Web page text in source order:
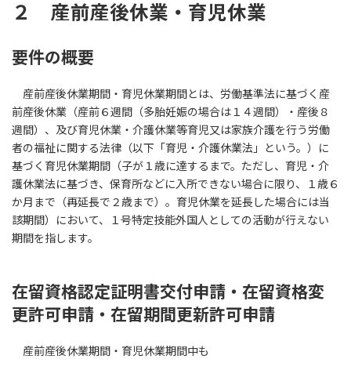
２ 産前産後休業・育児休業
要件の概要
産前産後休業期間・育児休業期間とは、労働基準法に基づく産
前産後休業（産前６週間（多胎妊娠の場合は１４週間）・産後８
週間）、及び育児休業・介護休業等育児又は家族介護を行う労働
者の福祉に関する法律（以下「育児・介護休業法」という。）に
基づく育児休業期間（子が１歳に達するまで。ただし、育児・介
護休業法に基づき、保育所などに入所できない場合に限り、１歳６
か月まで（再延長で２歳まで）。育児休業を延長した場合には当
該期間）において、１号特定技能外国人としての活動が行えない
期間を指します。
在留資格認定証明書交付申請・在留資格変
更許可申請・在留期間更新許可申請
産前産後休業期間・育児休業期間中も